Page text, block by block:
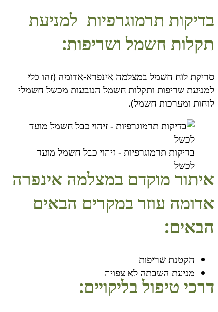
בדיקות תרמוגרפיות למניעת
תקלות חשמל ושריפות:
סריקת לוח חשמל במצלמה אינפרא-אדומה (זהו כלי
למניעת שריפות ותקלות חשמל הנובעות מכשל חשמלי
לוחות ומערכות חשמל).
בדיקות תרמוגרפיות - זיהוי כבל חשמל מועד
לכשל
איתור מוקדם במצלמה אינפרה
אדומה עוזר במקרים הבאים
הבאים:
הקטנת שריפות
מניעת השבתה לא צפויה
דרכי טיפול בליקויים: